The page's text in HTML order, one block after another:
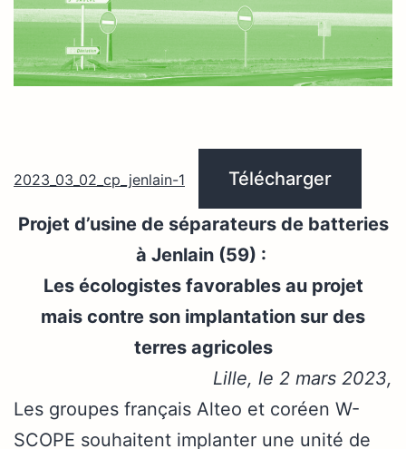
2023_03_02_cp_jenlain-1 Télécharger
Projet d’usine de séparateurs de batteries
à Jenlain (59) :
Les écologistes favorables au projet
mais contre son implantation sur des
terres agricoles
Lille, le 2 mars 2023,
Les groupes français Alteo et coréen W-
SCOPE souhaitent implanter une unité de